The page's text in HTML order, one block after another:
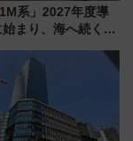
系」2027年度導
始まり、海へ続く」
イン